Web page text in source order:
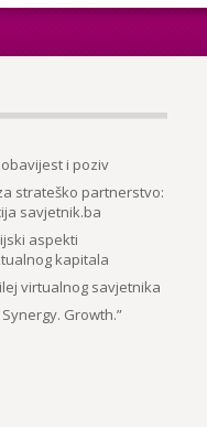
i poziv
strateško partnerstvo:
savjetnik.ba
aspekti
kapitala
virtualnog savjetnika
Synergy. Growth.”